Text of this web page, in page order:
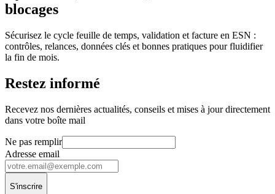
blocages
Sécurisez le cycle feuille de temps, validation et facture en ESN :
contrôles, relances, données clés et bonnes pratiques pour fluidifier
la fin de mois.
Restez informé
Recevez nos dernières actualités, conseils et mises à jour directement
dans votre boîte mail
Ne pas remplir
Adresse email
S'inscrire